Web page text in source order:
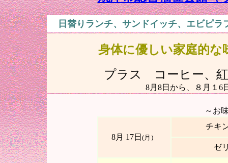
日替りランチ、サンドイッチ、エビピ
身体に優しい家庭
プラス コーヒー、
8月8日から、８月１6
～お
8月 17日 (月）
チキ
ゼ